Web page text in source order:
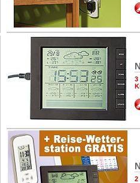
3
2